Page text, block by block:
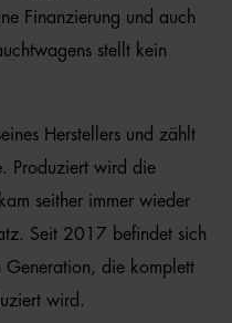
Finanzierung und auch
stellt kein
Herstellers und zählt
Produziert wird die
seither immer wieder
Seit 2017 befindet sich
die komplett
wird.